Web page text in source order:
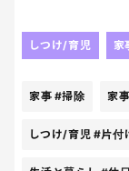
でも現実は違う
洗濯して、掃
しつけ/育児 家
家事 #掃除 家事
しつけ/育児 #片付